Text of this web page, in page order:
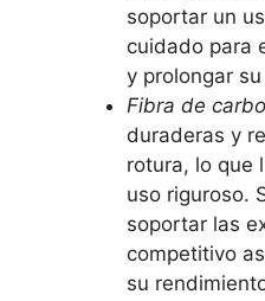
soportar un
cuidado para
y prolongar
Fibra de
duraderas y
rotura, lo que
uso riguroso.
soportar las
competitivo
su